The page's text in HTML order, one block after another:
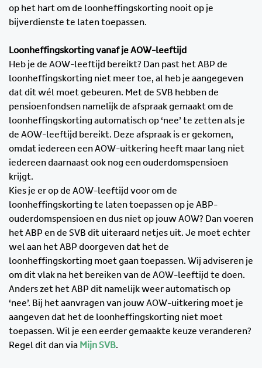
op het hart om de loonheffingskorting nooit op je
bijverdienste te laten toepassen.
Loonheffingskorting vanaf je AOW-leeftijd
Heb je de AOW-leeftijd bereikt? Dan past het ABP de
loonheffingskorting niet meer toe, al heb je aangegeven
dat dit wél moet gebeuren. Met de SVB hebben de
pensioenfondsen namelijk de afspraak gemaakt om de
loonheffingskorting automatisch op ‘nee’ te zetten als je
de AOW-leeftijd bereikt. Deze afspraak is er gekomen,
omdat iedereen een AOW-uitkering heeft maar lang niet
iedereen daarnaast ook nog een ouderdomspensioen
krijgt.
Kies je er op de AOW-leeftijd voor om de
loonheffingskorting te laten toepassen op je ABP-
ouderdomspensioen en dus niet op jouw AOW? Dan voeren
het ABP en de SVB dit uiteraard netjes uit. Je moet echter
wel aan het ABP doorgeven dat het de
loonheffingskorting moet gaan toepassen. Wij adviseren je
om dit vlak na het bereiken van de AOW-leeftijd te doen.
Anders zet het ABP dit namelijk weer automatisch op
‘nee’. Bij het aanvragen van jouw AOW-uitkering moet je
aangeven dat het de loonheffingskorting niet moet
toepassen. Wil je een eerder gemaakte keuze veranderen?
Regel dit dan via Mijn SVB.